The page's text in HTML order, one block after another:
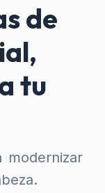
de
tu
modernizar